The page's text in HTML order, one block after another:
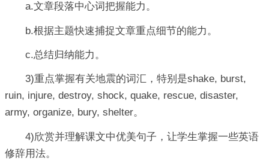
a.文章段落中心词把握能力。
b.根据主题快速捕捉文章重点细节的能力。
c.总结归纳能力。
3)重点掌握有关地震的词汇，特别是shake, burst,
ruin, injure, destroy, shock, quake, rescue, disaster,
army, organize, bury, shelter。
4)欣赏并理解课文中优美句子，让学生掌握一些英语
修辞用法。